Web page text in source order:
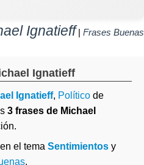
Ignatieff| Frases Buenas
Ignatieff
Ignatieff, Político de
3 frases de Michael
el tema Sentimientos y
.